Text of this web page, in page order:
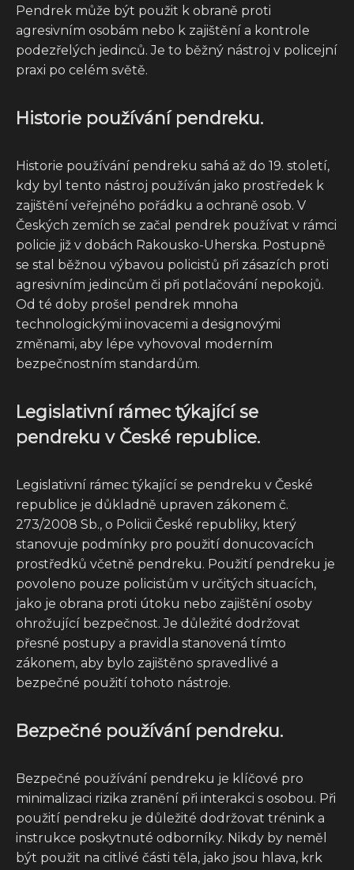
Pendrek může být použit k obraně proti
agresivním osobám nebo k zajištění a kontrole
podezřelých jedinců. Je to běžný nástroj v policejní
praxi po celém světě.
Historie používání pendreku.
Historie používání pendreku sahá až do 19. století,
kdy byl tento nástroj používán jako prostředek k
zajištění veřejného pořádku a ochraně osob. V
Českých zemích se začal pendrek používat v rámci
policie již v dobách Rakousko-Uherska. Postupně
se stal běžnou výbavou policistů při zásazích proti
agresivním jedincům či při potlačování nepokojů.
Od té doby prošel pendrek mnoha
technologickými inovacemi a designovými
změnami, aby lépe vyhovoval moderním
bezpečnostním standardům.
Legislativní rámec týkající se
pendreku v České republice.
Legislativní rámec týkající se pendreku v České
republice je důkladně upraven zákonem č.
273/2008 Sb., o Policii České republiky, který
stanovuje podmínky pro použití donucovacích
prostředků včetně pendreku. Použití pendreku je
povoleno pouze policistům v určitých situacích,
jako je obrana proti útoku nebo zajištění osoby
ohrožující bezpečnost. Je důležité dodržovat
přesné postupy a pravidla stanovená tímto
zákonem, aby bylo zajištěno spravedlivé a
bezpečné použití tohoto nástroje.
Bezpečné používání pendreku.
Bezpečné používání pendreku je klíčové pro
minimalizaci rizika zranění při interakci s osobou. Při
použití pendreku je důležité dodržovat trénink a
instrukce poskytnuté odborníky. Nikdy by neměl
být použit na citlivé části těla, jako jsou hlava, krk